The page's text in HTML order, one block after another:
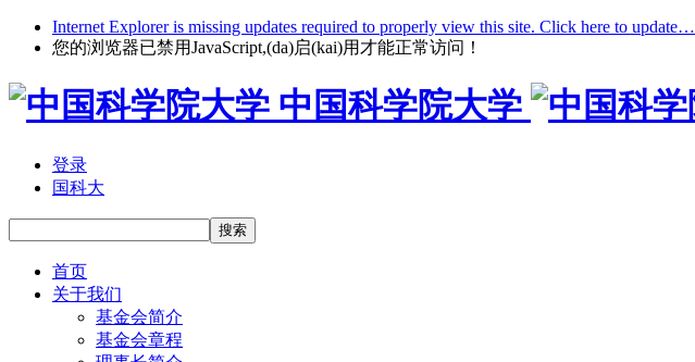
Internet Explorer is missing updates required to properly view this site. Click here to update…
您的浏览器已禁用JavaScript,(da)启(kai)用才能正常访问！
中国科学院大学
登录
国科大
搜索
首页
关于我们
基金会简介
基金会章程